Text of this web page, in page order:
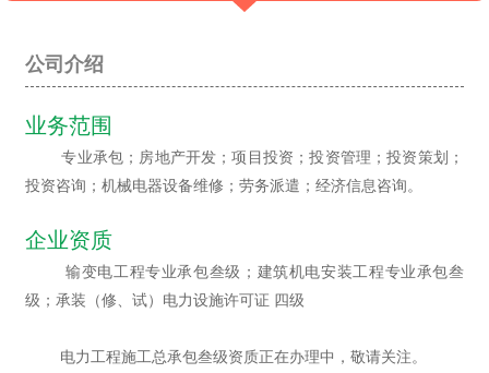
公司介绍
业务范围
专业承包；房地产开发；项目投资；投资管理；投资策划；
投资咨询；机械电器设备维修；劳务派遣；经济信息咨询。
企业资质
输变电工程专业承包叁级；建筑机电安装工程专业承包叁
级；承装（修、试）电力设施许可证 四级
电力工程施工总承包叁级资质正在办理中，敬请关注。